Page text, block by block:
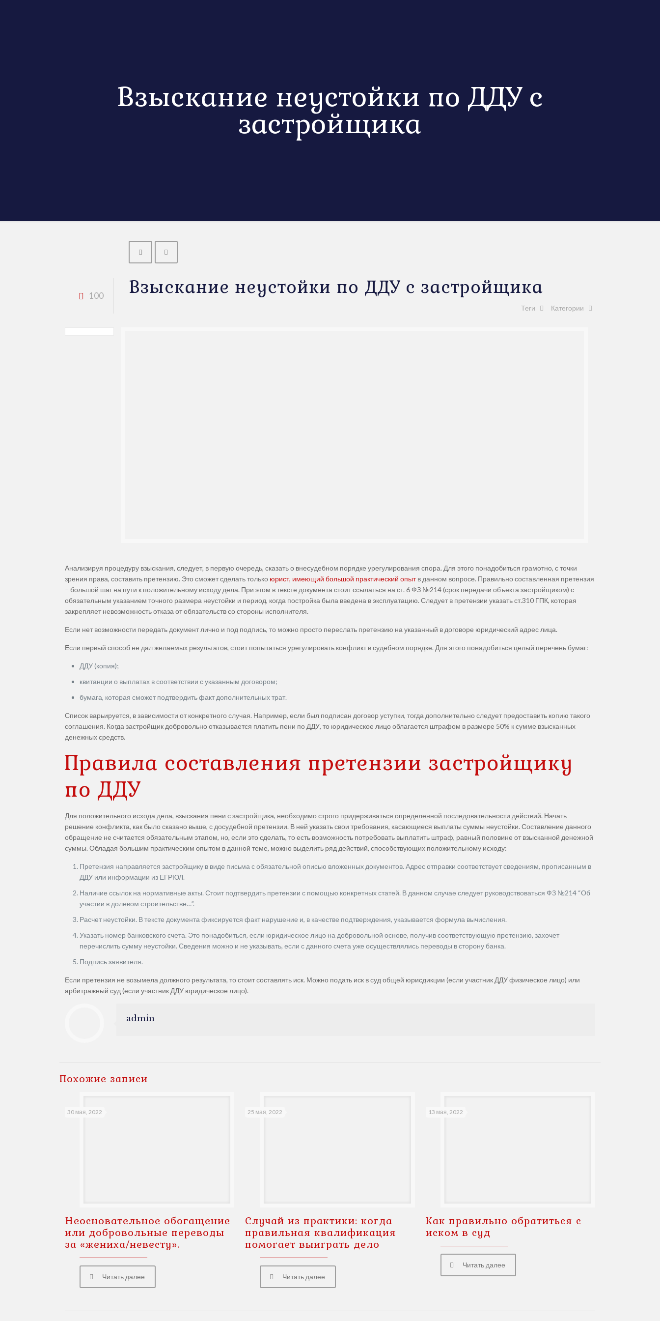
Взыскание неустойки по ДДУ с
застройщика
100 Взыскание неустойки по ДДУ с застройщика
Категории
Теги
Анализируя процедуру взыскания, следует, в первую очередь, сказать о внесудебном порядке урегулирования спора. Для этого понадобиться грамотно, с точки
зрения права, составить претензию. Это сможет сделать только юрист, имеющий большой практический опытв данном вопросе. Правильно составленная претензия
– большой шаг на пути к положительному исходу дела. При этом в тексте документа стоит ссылаться на ст. 6 ФЗ №214 (срок передачи объекта застройщиком) с
обязательным указанием точного размера неустойки и период, когда постройка была введена в эксплуатацию. Следует в претензии указать ст.310 ГПК, которая
закрепляет невозможность отказа от обязательств со стороны исполнителя.
Если нет возможности передать документ лично и под подпись, то можно просто переслать претензию на указанный в договоре юридический адрес лица.
Если первый способ не дал желаемых результатов, стоит попытаться урегулировать конфликт в судебном порядке. Для этого понадобиться целый перечень бумаг:
ДДУ (копия);
квитанции о выплатах в соответствии с указанным договором;
бумага, которая сможет подтвердить факт дополнительных трат.
Список варьируется, в зависимости от конкретного случая. Например, если был подписан договор уступки, тогда дополнительно следует предоставить копию такого
соглашения. Когда застройщик добровольно отказывается платить пени по ДДУ, то юридическое лицо облагается штрафом в размере 50% к сумме взысканных
денежных средств.
Правила составления претензии застройщику
по ДДУ
Для положительного исхода дела, взыскания пени с застройщика, необходимо строго придерживаться определенной последовательности действий. Начать
решение конфликта, как было сказано выше, с досудебной претензии. В ней указать свои требования, касающиеся выплаты суммы неустойки. Составление данного
обращение не считается обязательным этапом, но, если это сделать, то есть возможность потребовать выплатить штраф, равный половине от взысканной денежной
суммы. Обладая большим практическим опытом в данной теме, можно выделить ряд действий, способствующих положительному исходу:
Претензия направляется застройщику в виде письма с обязательной описью вложенных документов. Адрес отправки соответствует сведениям, прописанным в
ДДУ или информации из ЕГРЮЛ.
Наличие ссылок на нормативные акты. Стоит подтвердить претензии с помощью конкретных статей. В данном случае следует руководствоваться ФЗ №214 “Об
участии в долевом строительстве…”.
Расчет неустойки. В тексте документа фиксируется факт нарушение и, в качестве подтверждения, указывается формула вычисления.
Указать номер банковского счета. Это понадобиться, если юридическое лицо на добровольной основе, получив соответствующую претензию, захочет
перечислить сумму неустойки. Сведения можно и не указывать, если с данного счета уже осуществлялись переводы в сторону банка.
Подпись заявителя.
Если претензия не возымела должного результата, то стоит составлять иск. Можно подать иск в суд общей юрисдикции (если участник ДДУ физическое лицо) или
арбитражный суд (если участник ДДУ юридическое лицо).
admin
Похожие записи
30 мая, 2022
Неосновательное обогащение
или добровольные переводы
за «жениха/невесту».
Читать далее
25 мая, 2022
Случай из практики: когда
правильная квалификация
помогает выиграть дело
Читать далее
13 мая, 2022
Как правильно обратиться с
иском в суд
Читать далее